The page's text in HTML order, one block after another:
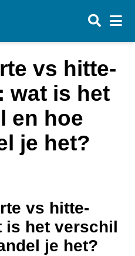
vs hitte-
wat is het
en hoe
je het?
vs hitte-
is het verschil
je het?